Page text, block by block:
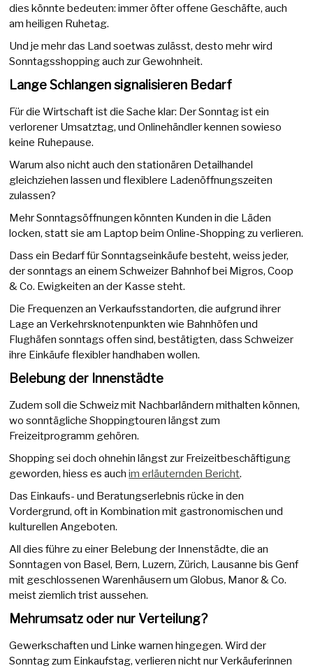
dies könnte bedeuten: immer öfter offene Geschäfte, auch
am heiligen Ruhetag.
Und je mehr das Land soetwas zulässt, desto mehr wird
Sonntagsshopping auch zur Gewohnheit.
Lange Schlangen signalisieren Bedarf
Für die Wirtschaft ist die Sache klar: Der Sonntag ist ein
verlorener Umsatztag, und Onlinehändler kennen sowieso
keine Ruhepause.
Warum also nicht auch den stationären Detailhandel
gleichziehen lassen und flexiblere Ladenöffnungszeiten
zulassen?
Mehr Sonntagsöffnungen könnten Kunden in die Läden
locken, statt sie am Laptop beim Online-Shopping zu verlieren.
Dass ein Bedarf für Sonntagseinkäufe besteht, weiss jeder,
der sonntags an einem Schweizer Bahnhof bei Migros, Coop
& Co. Ewigkeiten an der Kasse steht.
Die Frequenzen an Verkaufsstandorten, die aufgrund ihrer
Lage an Verkehrsknotenpunkten wie Bahnhöfen und
Flughäfen sonntags offen sind, bestätigten, dass Schweizer
ihre Einkäufe flexibler handhaben wollen.
Belebung der Innenstädte
Zudem soll die Schweiz mit Nachbarländern mithalten können,
wo sonntägliche Shoppingtouren längst zum
Freizeitprogramm gehören.
Shopping sei doch ohnehin längst zur Freizeitbeschäftigung
geworden, hiess es auchim erläuternden Bericht.
Das Einkaufs- und Beratungserlebnis rücke in den
Vordergrund, oft in Kombination mit gastronomischen und
kulturellen Angeboten.
All dies führe zu einer Belebung der Innenstädte, die an
Sonntagen von Basel, Bern, Luzern, Zürich, Lausanne bis Genf
mit geschlossenen Warenhäusern um Globus, Manor & Co.
meist ziemlich trist aussehen.
Mehrumsatz oder nur Verteilung?
Gewerkschaften und Linke warnen hingegen. Wird der
Sonntag zum Einkaufstag, verlieren nicht nur Verkäuferinnen